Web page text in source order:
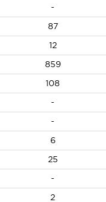
-
87
12
859
108
-
-
6
25
-
2